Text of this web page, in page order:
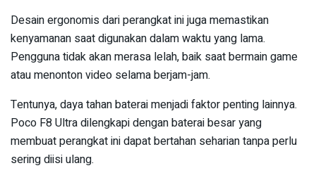
Desain ergonomis dari perangkat ini juga memastikan
kenyamanan saat digunakan dalam waktu yang lama.
Pengguna tidak akan merasa lelah, baik saat bermain game
atau menonton video selama berjam-jam.
Tentunya, daya tahan baterai menjadi faktor penting lainnya.
Poco F8 Ultra dilengkapi dengan baterai besar yang
membuat perangkat ini dapat bertahan seharian tanpa perlu
sering diisi ulang.